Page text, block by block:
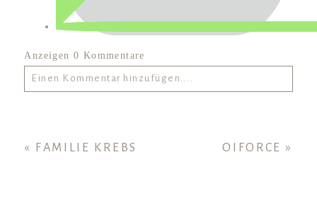
Anzeigen0 Kommentare
Einen Kommentar hinzufügen....
« FAMILIE KREBS OIFORCE »